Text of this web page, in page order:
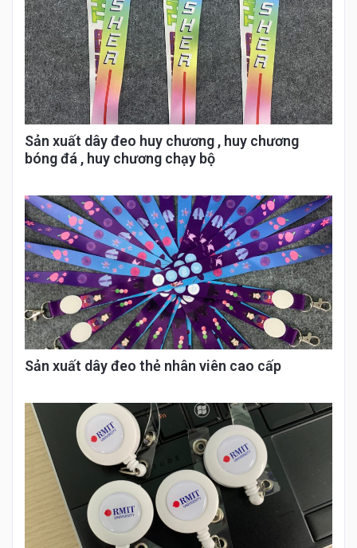
Sản xuất dây đeo huy chương , huy chương
bóng đá , huy chương chạy bộ
Sản xuất dây đeo thẻ nhân viên cao cấp